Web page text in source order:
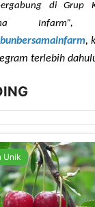
di Grup
,
terlebih
Unik